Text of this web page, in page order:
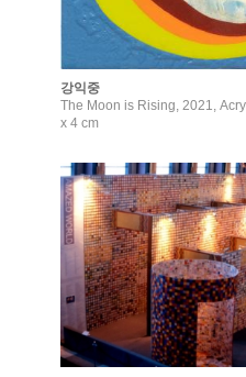
강익중
The Moon is Rising, 2021,
x 4 cm